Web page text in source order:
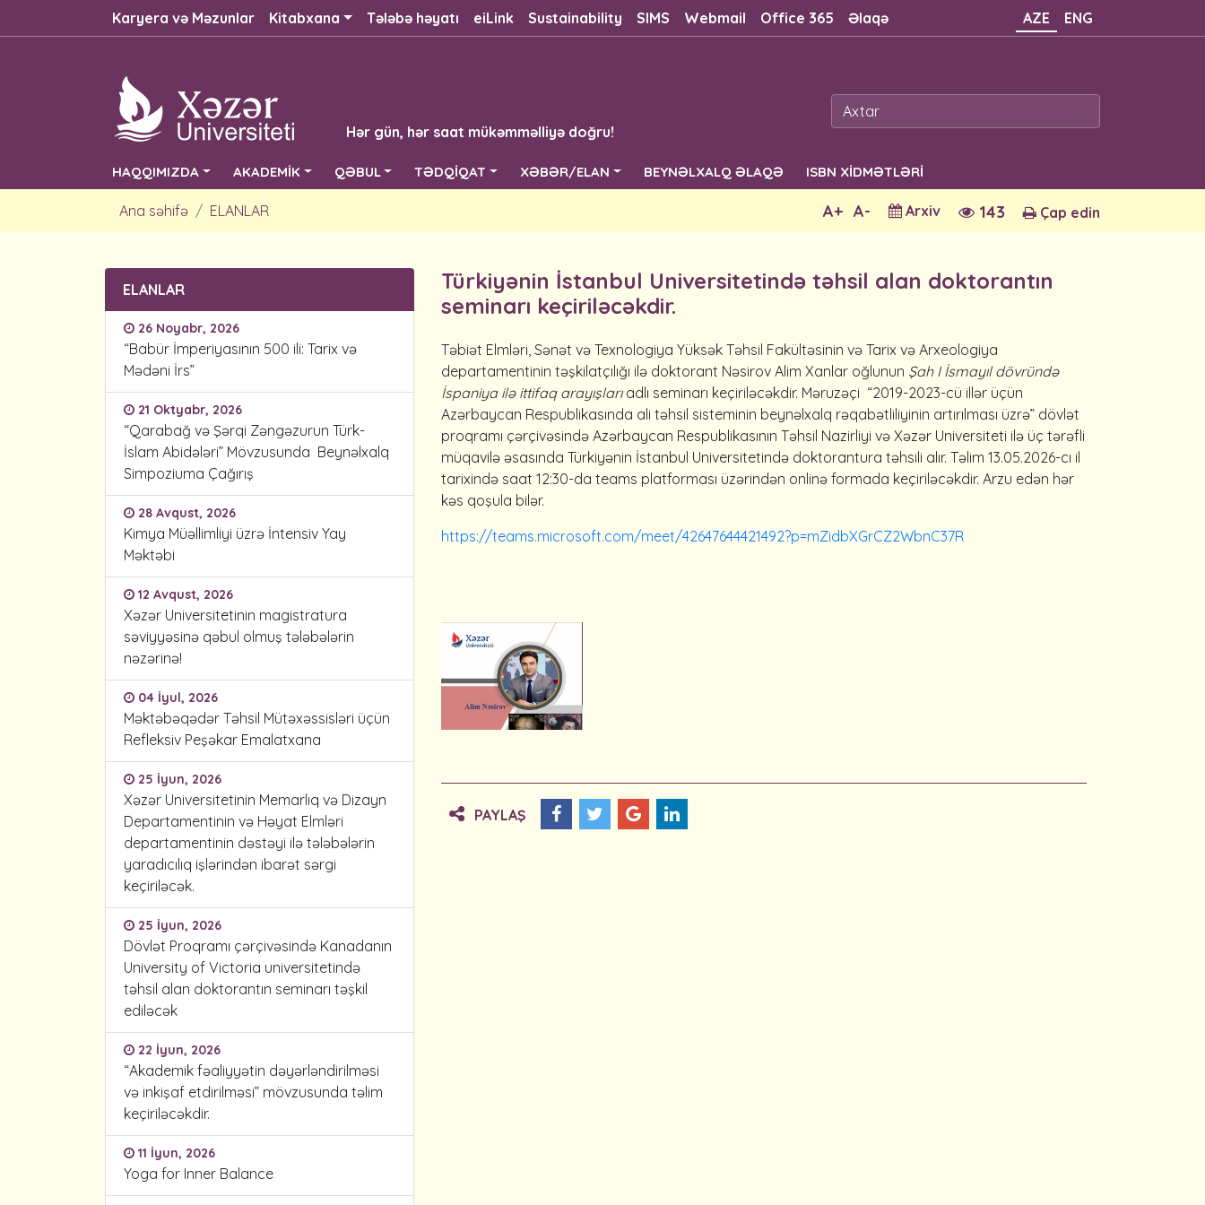
Karyera və Məzunlar Kitabxana Tələbə həyatı eiLink Sustainability SIMS Webmail Office 365 Əlaqə AZE ENG
Hər gün, hər saat mükəmməlliyə doğru!
HAQQIMIZDA AKADEMİK QƏBUL TƏDQİQAT XƏBƏR/ELAN BEYNƏLXALQ ƏLAQƏ ISBN XİDMƏTLƏRİ
Ana səhifə ELANLAR Çap edin
143
Arxiv
A-
A+
ELANLAR
26 Noyabr, 2026
“Babür İmperiyasının 500 ili: Tarix və
Mədəni İrs”
21 Oktyabr, 2026
“Qarabağ və Şərqi Zəngəzurun Türk-
İslam Abidələri” Mövzusunda Beynəlxalq
Simpoziuma Çağırış
28 Avqust, 2026
Kimya Müəllimliyi üzrə İntensiv Yay
Məktəbi
12 Avqust, 2026
Xəzər Universitetinin magistratura
səviyyəsinə qəbul olmuş tələbələrin
nəzərinə!
04 İyul, 2026
Məktəbəqədər Təhsil Mütəxəssisləri üçün
Refleksiv Peşəkar Emalatxana
25 İyun, 2026
Xəzər Universitetinin Memarlıq və Dizayn
Departamentinin və Həyat Elmləri
departamentinin dəstəyi ilə tələbələrin
yaradıcılıq işlərindən ibarət sərgi
keçiriləcək.
25 İyun, 2026
Dövlət Proqramı çərçivəsində Kanadanın
University of Victoria universitetində
təhsil alan doktorantın seminarı təşkil
ediləcək
22 İyun, 2026
“Akademik fəaliyyətin dəyərləndirilməsi
və inkişaf etdirilməsi” mövzusunda təlim
keçiriləcəkdir.
11 İyun, 2026
Yoga for Inner Balance
Türkiyənin İstanbul Universitetində təhsil alan doktorantın
seminarı keçiriləcəkdir.
Təbiət Elmləri, Sənət və Texnologiya Yüksək Təhsil Fakültəsinin və Tarix və Arxeologiya
departamentinin təşkilatçılığı ilə doktorant Nəsirov Alim Xanlar oğlunun Şah I İsmayıl dövründə
İspaniya ilə ittifaq arayışları adlı seminarı keçiriləcəkdir. Məruzəçi “2019-2023-cü illər üçün
Azərbaycan Respublikasında ali təhsil sisteminin beynəlxalq rəqabətliliyinin artırılması üzrə” dövlət
proqramı çərçivəsində Azərbaycan Respublikasının Təhsil Nazirliyi və Xəzər Universiteti ilə üç tərəfli
müqavilə əsasında Türkiyənin İstanbul Universitetində doktorantura təhsili alır. Təlim 13.05.2026-cı il
tarixində saat 12:30-da teams platforması üzərindən onlinə formada keçiriləcəkdir. Arzu edən hər
kəs qoşula bilər.
https://teams.microsoft.com/meet/42647644421492?p=mZidbXGrCZ2WbnC37R
PAYLAŞ